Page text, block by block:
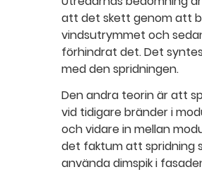
att det skett genom att
vindsutrymmet och
förhindrat det. Det
med den spridningen.
Den andra teorin är att
vid tidigare bränder i
och vidare in mellan
det faktum att spridning
använda dimspik i